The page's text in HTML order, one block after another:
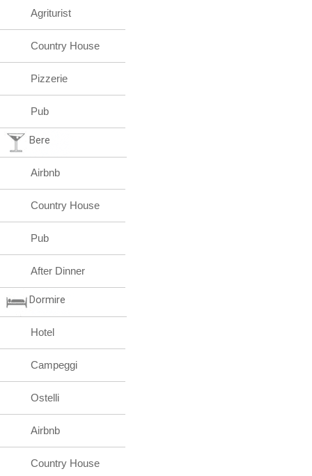
Agriturist
Country House
Pizzerie
Pub
Bere
Airbnb
Country House
Pub
After Dinner
Dormire
Hotel
Campeggi
Ostelli
Airbnb
Country House